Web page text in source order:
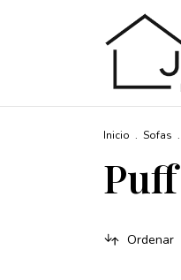
Inicio . Sofas .
Puff
Ordenar